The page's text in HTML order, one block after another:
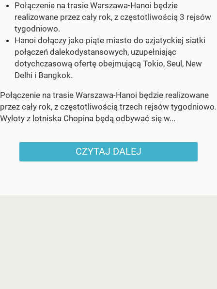
Połączenie na trasie Warszawa-Hanoi będzie
realizowane przez cały rok, z częstotliwością 3 rejsów
tygodniowo.
Hanoi dołączy jako piąte miasto do azjatyckiej siatki
połączeń dalekodystansowych, uzupełniając
dotychczasową ofertę obejmującą Tokio, Seul, New
Delhi i Bangkok.
Połączenie na trasie Warszawa-Hanoi będzie realizowane
przez cały rok, z częstotliwością trzech rejsów tygodniowo.
Wyloty z lotniska Chopina będą odbywać się w...
CZYTAJ DALEJ